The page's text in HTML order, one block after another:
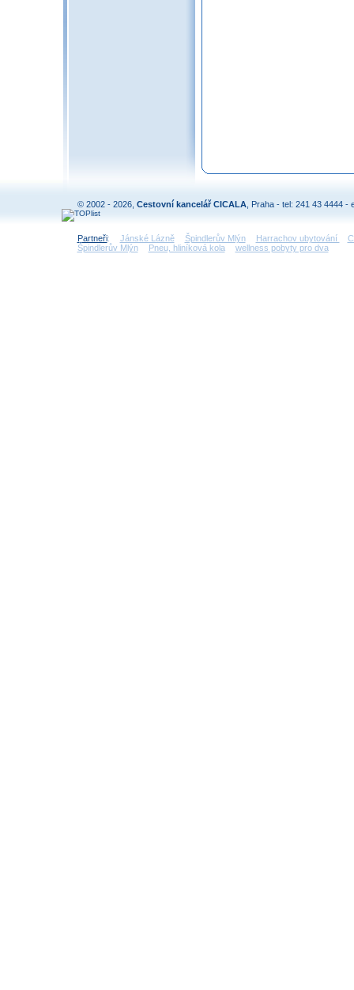
© 2002 - 2026, Cestovní kancelář CICALA , Praha - tel: 241 43 4444 -
Partneři: Jánské Lázně Špindlerův Mlýn Harrachov ubytování
Špindlerův Mlýn
Pneu, hliníková kola wellness pobyty pro dva